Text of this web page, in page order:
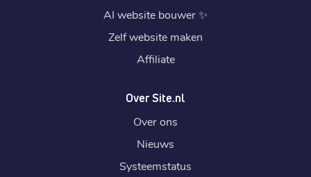
AI website bouwer✨
Zelf website maken
Affiliate
Over Site.nl
Over ons
Nieuws
Systeemstatus